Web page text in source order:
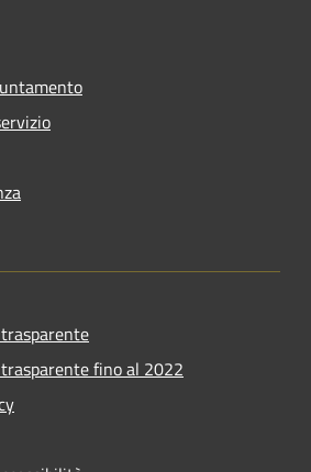
fino al 2022